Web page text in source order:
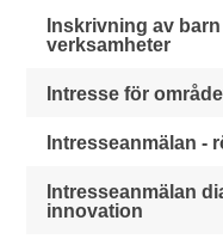
Inskrivning av
verksamheter
Intresse för
Intresseanmälan -
Intresseanmälan
innovation